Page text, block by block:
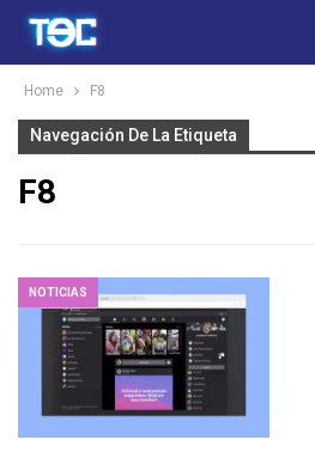
Home F8
Navegación De La Etiqueta
F8
NOTICIAS